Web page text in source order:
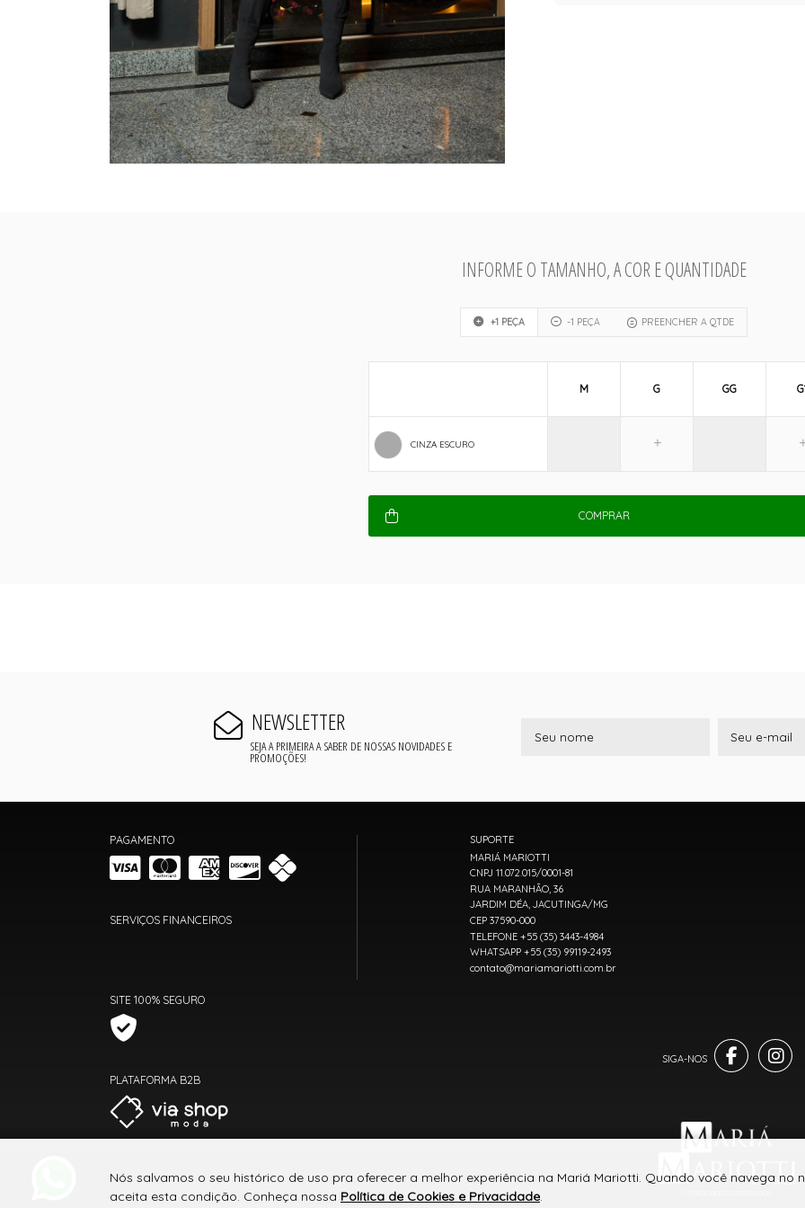
INFORME O TAMANHO, A COR E QUANTIDADE
+1 PEÇA -1 PEÇA PREENCHER A QTDE
CINZA ESCURO
M G GG
COMPRAR
NEWSLETTER
SEJA A PRIMEIRA A SABER DE NOSSAS NOVIDADES E
PROMOÇÕES!
PAGAMENTO
SERVIÇOS FINANCEIROS
SITE 100% SEGURO
PLATAFORMA B2B
SUPORTE
MARIÁ MARIOTTI
CNPJ 11.072.015/0001-81
RUA MARANHÃO, 36
JARDIM DÉA, JACUTINGA/MG
CEP 37590-000
TELEFONE +55 (35) 3443-4984
WHATSAPP +55 (35) 99119-2493
contato@mariamariotti.com.br
Nós salvamos o seu histórico de uso pra oferecer a melhor experiência na Mariá Mariotti. Quando você navega no
aceita esta condição. Conheça nossa Política de Cookies e Privacidade.